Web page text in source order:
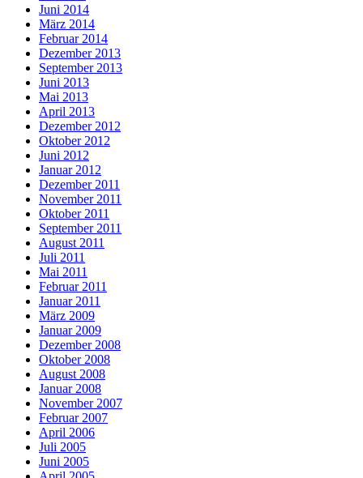
Juni 2014
März 2014
Februar 2014
Dezember 2013
September 2013
Juni 2013
Mai 2013
April 2013
Dezember 2012
Oktober 2012
Juni 2012
Januar 2012
Dezember 2011
November 2011
Oktober 2011
September 2011
August 2011
Juli 2011
Mai 2011
Februar 2011
Januar 2011
März 2009
Januar 2009
Dezember 2008
Oktober 2008
August 2008
Januar 2008
November 2007
Februar 2007
April 2006
Juli 2005
Juni 2005